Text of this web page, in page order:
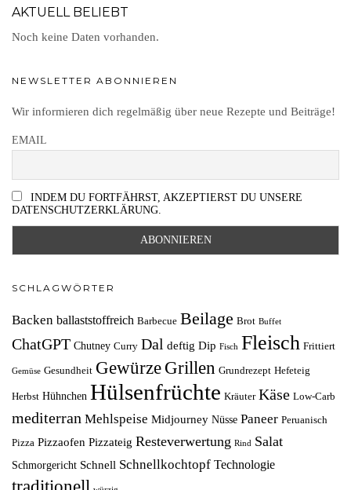
AKTUELL BELIEBT
Noch keine Daten vorhanden.
NEWSLETTER ABONNIEREN
Wir informieren dich regelmäßig über neue Rezepte und Beiträge!
EMAIL
INDEM DU FORTFÄHRST, AKZEPTIERST DU UNSERE
DATENSCHUTZERKLÄRUNG.
SCHLAGWÖRTER
Backen ballaststoffreich Barbecue Beilage Brot Buffet
ChatGPT Chutney Curry Dal deftig Dip Fisch Fleisch Frittiert
Gemüse Gesundheit Gewürze Grillen Grundrezept Hefeteig
Herbst Hühnchen Hülsenfrüchte Kräuter Käse Low-Carb
mediterran Mehlspeise Midjourney Nüsse Paneer Peruanisch
Pizza Pizzaofen Pizzateig Resteverwertung Rind Salat
Schmorgericht Schnell Schnellkochtopf Technologie
traditionell